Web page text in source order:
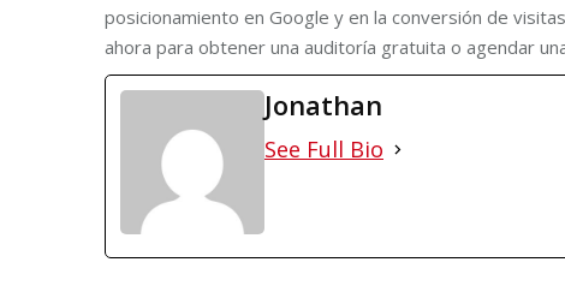
posicionamiento en Google y en la conversión de
ahora para obtener una auditoría gratuita o agendar
Jonathan
See Full Bio